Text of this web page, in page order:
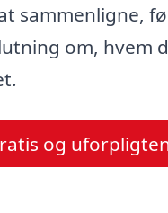
sammenligne,
om, hvem
og